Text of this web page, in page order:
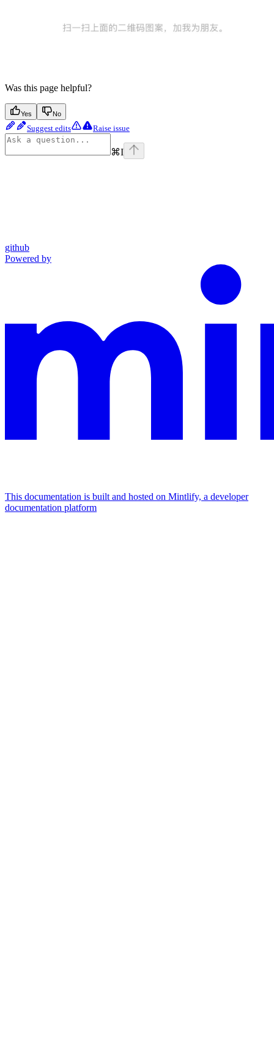
Was this page helpful?
Yes No
Suggest edits Raise issue
⌘I
github
Powered by
This documentation is built and hosted on Mintlify, a developer
documentation platform